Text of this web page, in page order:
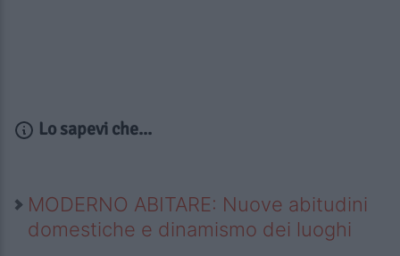
Lo sapevi che...
MODERNO ABITARE: Nuove abitudini
domestiche e dinamismo dei luoghi